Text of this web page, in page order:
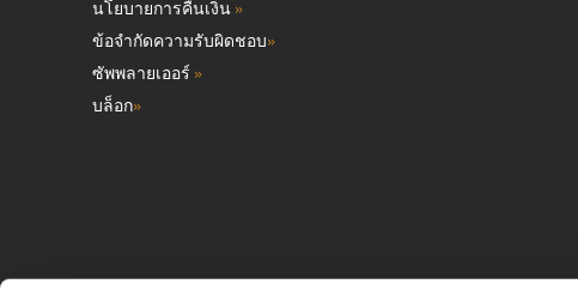
นโยบายการคืนเงิน »
ข้อจำกัดความรับผิดชอบ»
ซัพพลายเออร์ »
บล็อก»